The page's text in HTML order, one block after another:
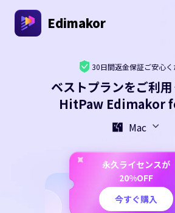
Edimakor
30日間返金保証ご安心
ベストプランをご利
HitPaw Edimakor
Mac
永久ライセンスが
20%OFF
今すぐ購入